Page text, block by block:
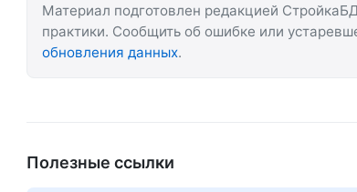
Материал подготовлен редакцией
практики. Сообщить об ошибке или
обновления данных.
Полезные ссылки